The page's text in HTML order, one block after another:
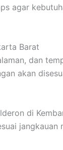
agar
Barat
dan
akan
di
jangkauan